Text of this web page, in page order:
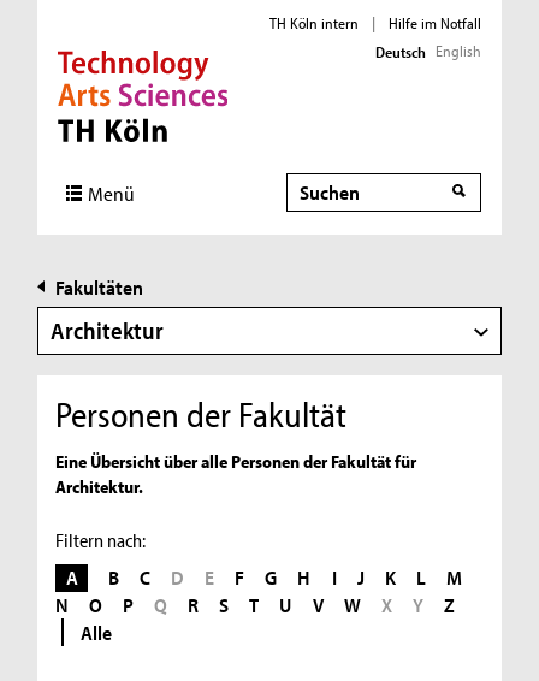
Direkt zur Hauptnavigation
Direkt zur Subnavigation
Direkt zum Inhalt
Direkt zum Fußbereich
TH Köln intern |
Hilfe im Notfall
Deutsch English
Menü Suche
Suche
Fakultäten
Architektur
Personen der Fakultät
Eine Übersicht über alle Personen der Fakultät für
Architektur.
Filtern nach:
A B C D E F G H I J K L
M
N
O P Q R S T U V W X Y
Z
Alle